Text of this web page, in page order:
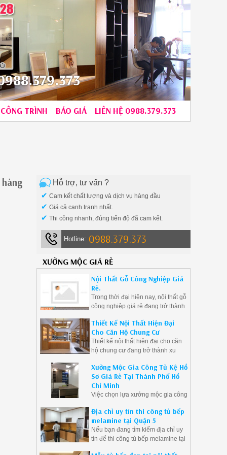
CÔNG TRÌNH BÁO GIÁ LIÊN HỆ 0988.379.373
Hỗ trợ, tư vấn ?
✔ Cam kết chất lượng và dịch vụ hàng đầu
✔ Giá cả cạnh tranh nhất.
✔ Thi công nhanh, đúng tiến độ đã cam kết.
Hotline: 0988.379.373
XƯỞNG MỘC GIÁ RẺ
Nội Thất Gỗ Công Nghiệp Giá
Rẻ.
Trong thời đại hiện nay, nội thất gỗ
công nghiệp giá rẻ đang trở thành
gia đình và doanh nghiệp. Với ưu
điểm về giá thành phải chăng, đa
dạng mẫu mã và độ bền cao, nội
thất gỗ công nghiệp là giải pháp lý
không gian sống hiện đại mà vẫn
tiết kiệm chi phí.
Thiết Kế Nội Thất Hiện Đại
Cho Căn Hộ Chung Cư
Thiết kế nội thất hiện đại cho căn
hộ chung cư đang trở thành xu
tinh tế, tối giản và tiện nghi mà nó
mang lại.
Xưởng Mộc Gia Công Tủ Kệ Hồ
Sơ Giá Rẻ Tại Thành Phố Hồ
Chí Minh
Việc chọn lựa xưởng mộc gia công
Hồ Chí Minh không chỉ giúp doanh
nghiệp tiết kiệm chi phí mà còn
đảm bảo được chất lượng sản
phẩm.
Địa chỉ uy tín thi công tủ bếp
melamine tại Quận 5
Nếu bạn đang tìm kiếm địa chỉ uy
tín để thi công tủ bếp melamine tại